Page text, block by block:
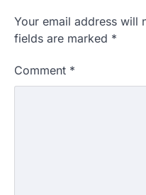
Your email address will
fields are marked *
Comment *